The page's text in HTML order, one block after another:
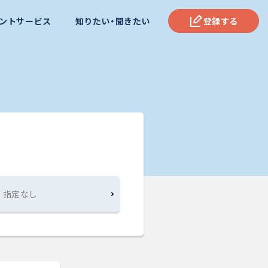
トサービス 知りたい・聞きたい 登録する